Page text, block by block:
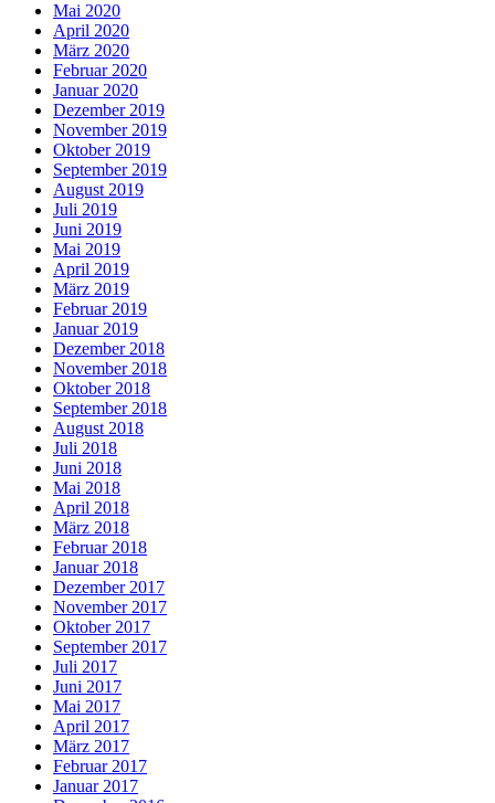
Mai 2020
April 2020
März 2020
Februar 2020
Januar 2020
Dezember 2019
November 2019
Oktober 2019
September 2019
August 2019
Juli 2019
Juni 2019
Mai 2019
April 2019
März 2019
Februar 2019
Januar 2019
Dezember 2018
November 2018
Oktober 2018
September 2018
August 2018
Juli 2018
Juni 2018
Mai 2018
April 2018
März 2018
Februar 2018
Januar 2018
Dezember 2017
November 2017
Oktober 2017
September 2017
Juli 2017
Juni 2017
Mai 2017
April 2017
März 2017
Februar 2017
Januar 2017